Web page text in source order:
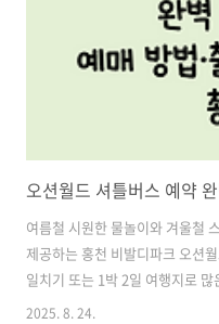
여름철 시원한 물놀이와 겨울철
제공하는 홍천 비발디파크 오션
일치기 또는 1박 2일 여행지로
차가 없는 분들이나 운전에 부담
2025. 8. 24.